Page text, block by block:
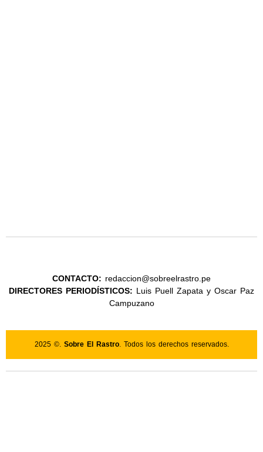
CONTACTO: redaccion@sobreelrastro.pe
DIRECTORES PERIODÍSTICOS: Luis Puell Zapata y Oscar Paz
Campuzano
2025 ©. Sobre El Rastro. Todos los derechos reservados.